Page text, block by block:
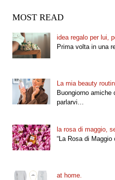
MOST READ
idea regalo per lui,
Prima volta in una
La mia beauty
Buongiorno amiche
parlarvi…
la rosa di maggio,
“La Rosa di
at home.